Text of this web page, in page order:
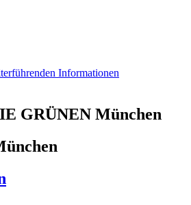
Informationen
GRÜNEN München